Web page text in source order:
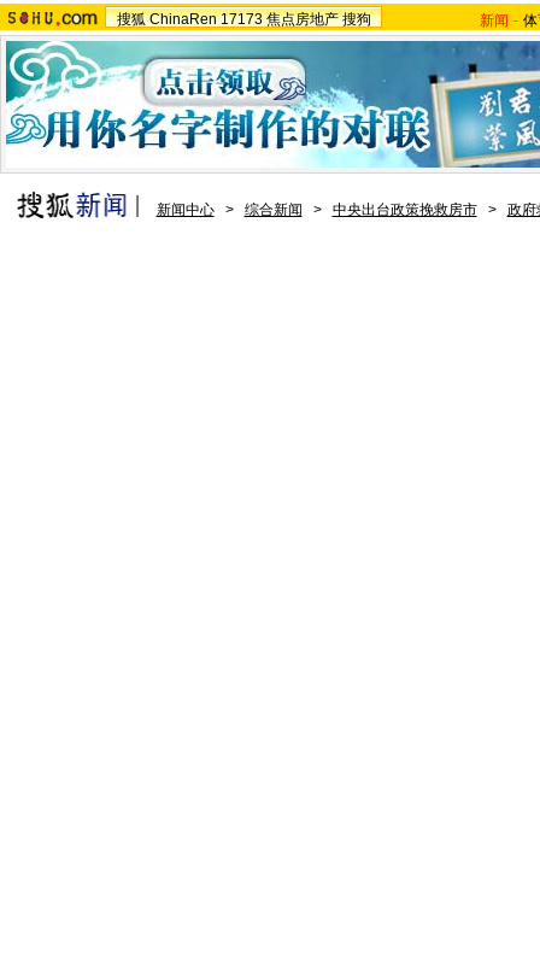
搜狐 ChinaRen 17173 焦点房地产 搜狗 新闻 -
新闻中心 > 综合新闻 > 中央出台政策挽救房市 > 政府